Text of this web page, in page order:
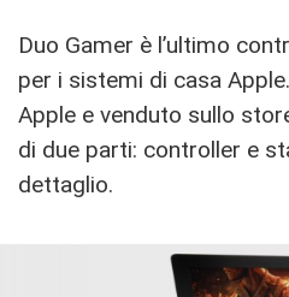
Duo Gamer è l’ultimo
per i sistemi di casa
Apple e venduto sullo
di due parti: controller e
dettaglio.